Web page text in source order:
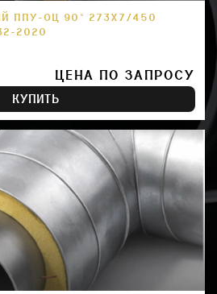
ППУ-ОЦ 90° 273Х7/450
2020
ЦЕНА ПО ЗАПРОСУ
КУПИТЬ